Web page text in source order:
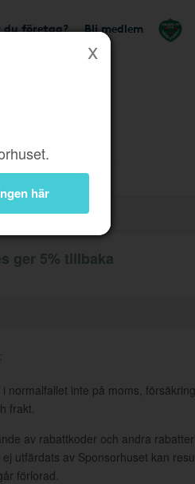
du företag? Bli medlem
här
ger 5% tillbaka
:
normalfallet inte på moms,
frakt.
av rabattkoder och andra
utfärdats av Sponsorhuset kan
förlorad.